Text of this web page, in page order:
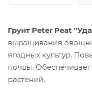
Грунт Peter Peat
выращивания
ягодных культур.
почвы.
растений.